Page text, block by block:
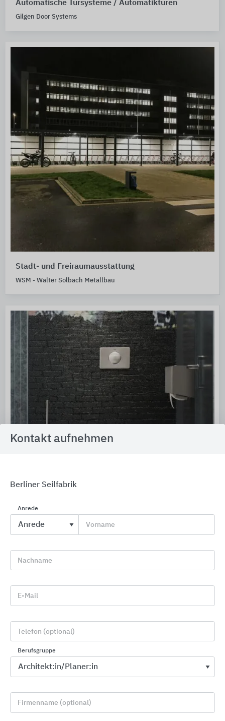
Automatische Türsysteme / Automatiktüren
Gilgen Door Systems
Stadt- und Freiraumausstattung
WSM - Walter Solbach Metallbau
Kontakt aufnehmen
Berliner Seilfabrik
Anrede
Vorname
Nachname
E-Mail
Telefon (optional)
Berufsgruppe
Firmenname (optional)